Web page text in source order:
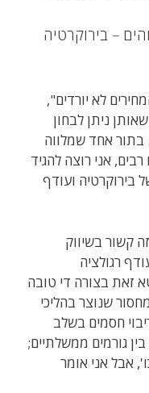
– בירוקרטיה
לא יורדים",
ניתן לבחון
בתור אחד שמלווה
אני רוצה להגיד
בירוקרטיה ועודף
קשור בשיווק
רגולציה
זאת בצורה די טובה
שנוצר בהליכי
חסמים בשלב
גורמים ממשלתיים;
אבל אני אומר